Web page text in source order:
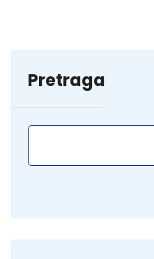
Pretraga